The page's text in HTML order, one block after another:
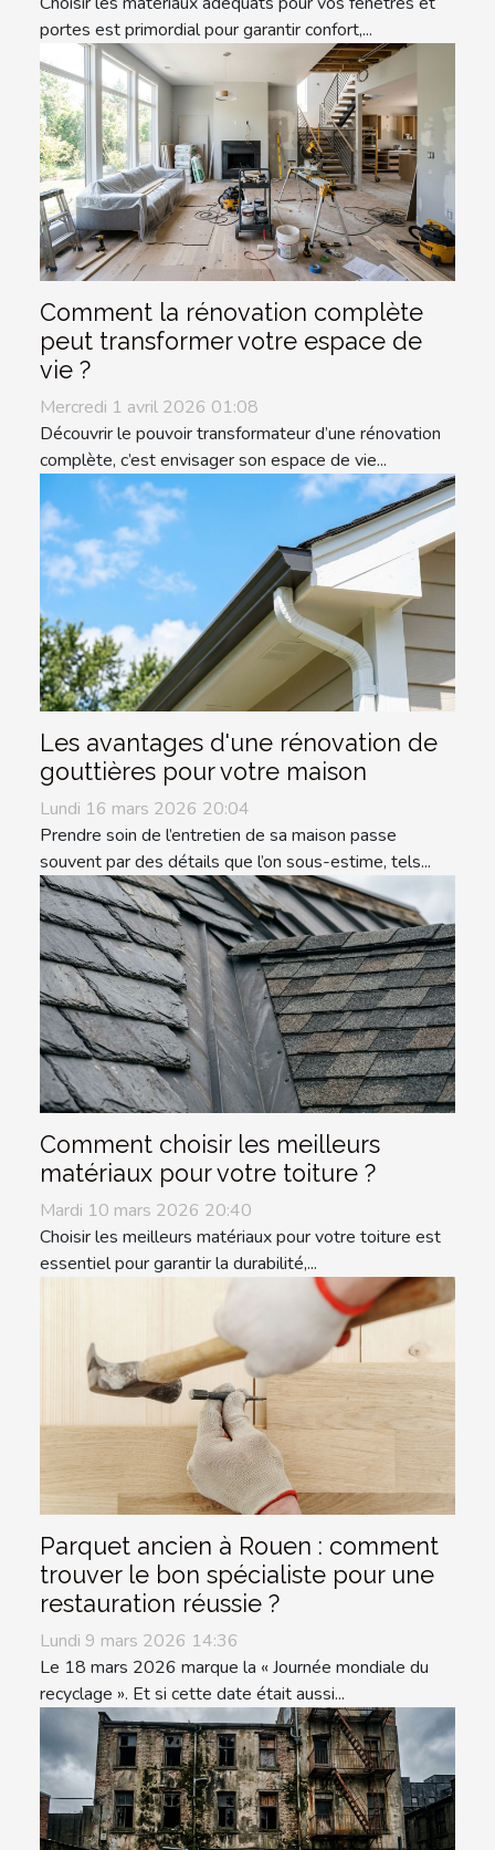
portes est primordial pour garantir confort,...
Comment la rénovation complète
peut transformer votre espace de
vie ?
Mercredi 1 avril 2026 01:08
Découvrir le pouvoir transformateur d’une rénovation
complète, c’est envisager son espace de vie...
Les avantages d'une rénovation de
gouttières pour votre maison
Lundi 16 mars 2026 20:04
Prendre soin de l’entretien de sa maison passe
souvent par des détails que l’on sous-estime, tels...
Comment choisir les meilleurs
matériaux pour votre toiture ?
Mardi 10 mars 2026 20:40
Choisir les meilleurs matériaux pour votre toiture est
essentiel pour garantir la durabilité,...
Parquet ancien à Rouen : comment
trouver le bon spécialiste pour une
restauration réussie ?
Lundi 9 mars 2026 14:36
Le 18 mars 2026 marque la « Journée mondiale du
recyclage ». Et si cette date était aussi...